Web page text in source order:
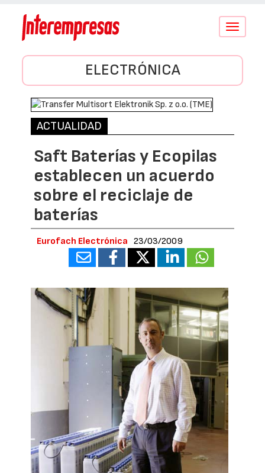
Conmutar
ELECTRÓNICA
ACTUALIDAD
Saft Baterías y Ecopilas
establecen un acuerdo
sobre el reciclaje de
baterías
Eurofach Electrónica 23/03/2009